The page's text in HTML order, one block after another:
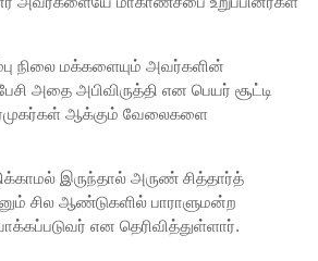
நிலை மக்களையும் அவர்களின்
அதை அபிவிருத்தி என பெயர் சூட்டி
ஆக்கும் வேலைகளை
இருந்தால் அருண் சித்தார்த்
சில ஆண்டுகளில் பாராளுமன்ற
என தெரிவித்துள்ளார்.